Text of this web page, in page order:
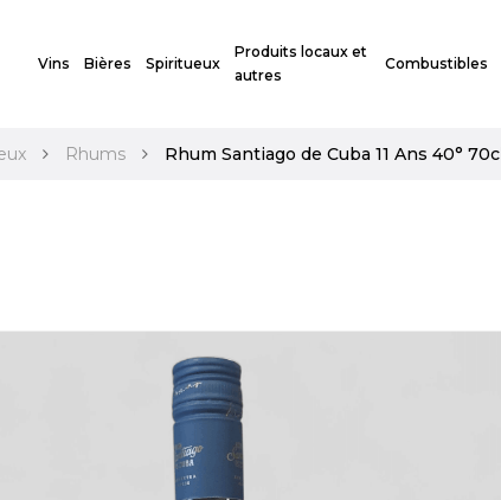
Vins Bières Spiritueux
Produits locaux et
autres
Combustibles
Rhums Rhum Santiago de Cuba 11 Ans 40° 70cl